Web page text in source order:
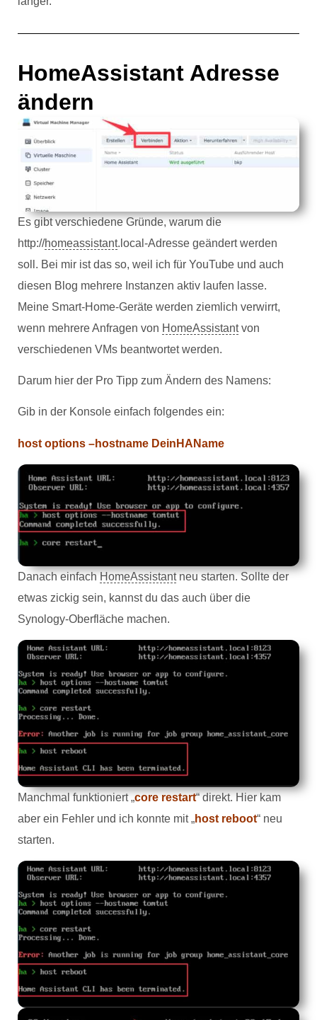
HomeAssistant Adresse
ändern
Es gibt verschiedene Gründe, warum die
http://homeassistant.local-Adresse geändert werden
soll. Bei mir ist das so, weil ich für YouTube und auch
diesen Blog mehrere Instanzen aktiv laufen lasse.
Meine Smart-Home-Geräte werden ziemlich verwirrt,
wenn mehrere Anfragen von HomeAssistantvon
verschiedenen VMs beantwortet werden.
Darum hier der Pro Tipp zum Ändern des Namens:
Gib in der Konsole einfach folgendes ein:
host options –hostname DeinHAName
Danach einfachHomeAssistantneu starten. Sollte der
etwas zickig sein, kannst du das auch über die
Synology-Oberfläche machen.
Manchmal funktioniert „core restart“ direkt. Hier kam
aber ein Fehler und ich konnte mit „host reboot“ neu
starten.